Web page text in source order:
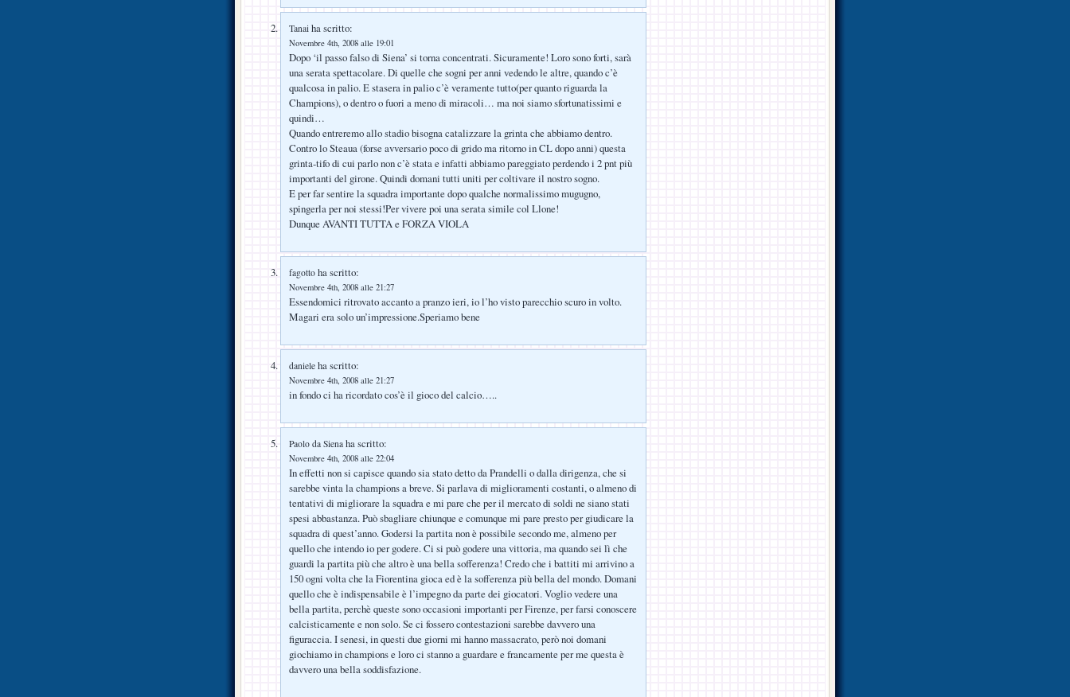
Tanai ha scritto:
Novembre 4th, 2008 alle 19:01
Dopo ‘il passo falso di Siena’ si torna concentrati. Sicuramente! Loro sono forti, sarà
una serata spettacolare. Di quelle che sogni per anni vedendo le altre, quando c’è
qualcosa in palio. E stasera in palio c’è veramente tutto(per quanto riguarda la
Champions), o dentro o fuori a meno di miracoli… ma noi siamo sfortunatissimi e
quindi…
Quando entreremo allo stadio bisogna catalizzare la grinta che abbiamo dentro.
Contro lo Steaua (forse avversario poco di grido ma ritorno in CL dopo anni) questa
grinta-tifo di cui parlo non c’è stata e infatti abbiamo pareggiato perdendo i 2 pnt più
importanti del girone. Quindi domani tutti uniti per coltivare il nostro sogno.
E per far sentire la squadra importante dopo qualche normalissimo mugugno,
spingerla per noi stessi!Per vivere poi una serata simile col Llone!
Dunque AVANTI TUTTA e FORZA VIOLA
fagotto ha scritto:
Novembre 4th, 2008 alle 21:27
Essendomici ritrovato accanto a pranzo ieri, io l’ho visto parecchio scuro in volto.
Magari era solo un’impressione.Speriamo bene
daniele ha scritto:
Novembre 4th, 2008 alle 21:27
in fondo ci ha ricordato cos’è il gioco del calcio…..
Paolo da Siena ha scritto:
Novembre 4th, 2008 alle 22:04
In effetti non si capisce quando sia stato detto da Prandelli o dalla dirigenza, che si
sarebbe vinta la champions a breve. Si parlava di miglioramenti costanti, o almeno di
tentativi di migliorare la squadra e mi pare che per il mercato di soldi ne siano stati
spesi abbastanza. Può sbagliare chiunque e comunque mi pare presto per giudicare la
squadra di quest’anno. Godersi la partita non è possibile secondo me, almeno per
quello che intendo io per godere. Ci si può godere una vittoria, ma quando sei lì che
guardi la partita più che altro è una bella sofferenza! Credo che i battiti mi arrivino a
150 ogni volta che la Fiorentina gioca ed è la sofferenza più bella del mondo. Domani
quello che è indispensabile è l’impegno da parte dei giocatori. Voglio vedere una
bella partita, perchè queste sono occasioni importanti per Firenze, per farsi conoscere
calcisticamente e non solo. Se ci fossero contestazioni sarebbe davvero una
figuraccia. I senesi, in questi due giorni mi hanno massacrato, però noi domani
giochiamo in champions e loro ci stanno a guardare e francamente per me questa è
davvero una bella soddisfazione.